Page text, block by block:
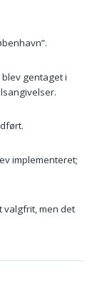
gentaget i
implementeret;
men det